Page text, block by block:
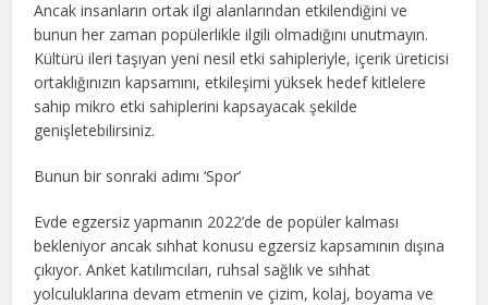
Ancak insanların ortak ilgi alanlarından etkilendiğini ve
bunun her zaman popülerlikle ilgili olmadığını unutmayın.
Kültürü ileri taşıyan yeni nesil etki sahipleriyle, içerik üreticisi
ortaklığınızın kapsamını, etkileşimi yüksek hedef kitlelere
sahip mikro etki sahiplerini kapsayacak şekilde
genişletebilirsiniz.
Bunun bir sonraki adımı ‘Spor’
Evde egzersiz yapmanın 2022’de de popüler kalması
bekleniyor ancak sıhhat konusu egzersiz kapsamının dışına
çıkıyor. Anket katılımcıları, ruhsal sağlık ve sıhhat
yolculuklarına devam etmenin ve çizim, kolaj, boyama ve